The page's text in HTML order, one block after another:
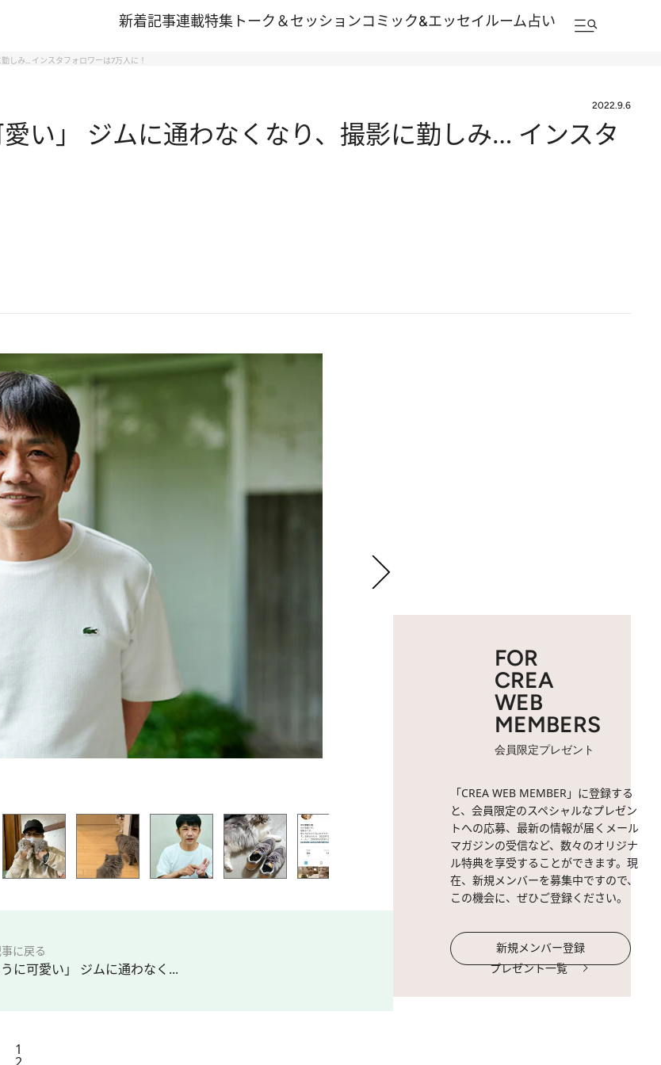
新着記事連載特集 トーク＆セッションコミック&エッセイルーム占い
しみ… インスタフォロワーは7万人に！
2022.9.6
い」 ジムに通わなくなり、撮影に勤しみ… インスタ
に戻る
に可愛い」 ジムに通わなく...
1
FOR
CREA
WEB
MEMBERS
会員限定プレゼント
「CREA WEB MEMBER」に登録する
と、会員限定のスペシャルなプレゼン
トへの応募、最新の情報が届くメール
マガジンの受信など、数々のオリジナ
ル特典を享受することができます。現
在、新規メンバーを募集中ですので、
この機会に、ぜひご登録ください。
新規メンバー登録
プレゼント一覧